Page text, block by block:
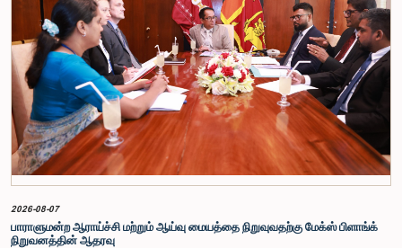
2026-08-07
பாராளுமன்ற ஆராய்ச்சி மற்றும் ஆய்வு மையத்தை நிறுவுவதற்கு மேக்ஸ் பிளாங்க்
நிறுவனத்தின் ஆதரவு